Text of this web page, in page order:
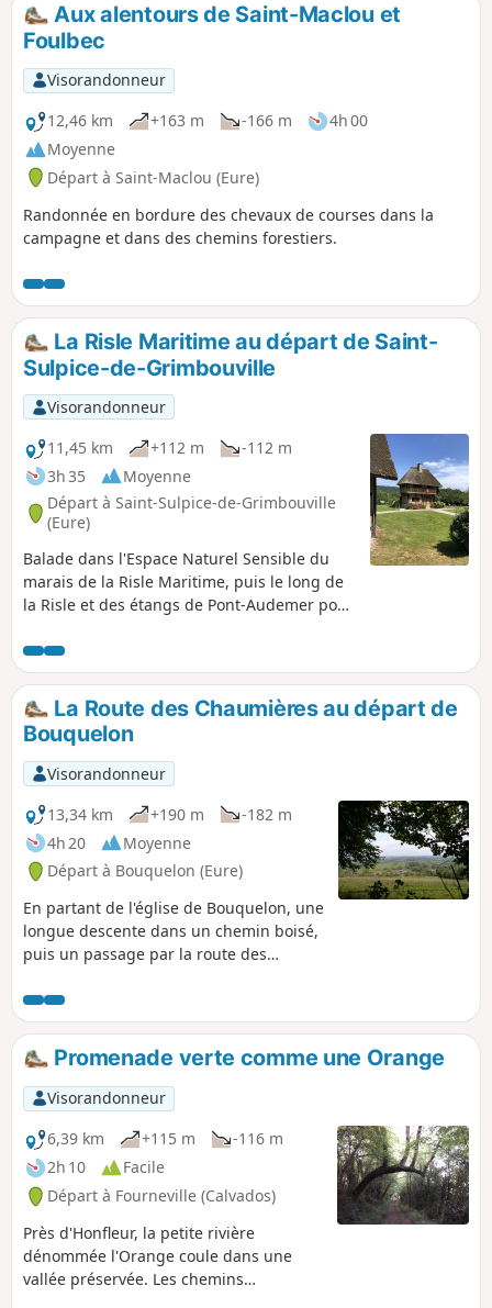
Aux alentours de Saint-Maclou et
Foulbec
Visorandonneur
12,46 km
+163 m -166 m
4h 00
Moyenne
Départ à Saint-Maclou (Eure)
Randonnée en bordure des chevaux de courses dans la
campagne et dans des chemins forestiers.
La Risle Maritime au départ de Saint-
Sulpice-de-Grimbouville
Visorandonneur
11,45 km
+112 m
-112 m
3h 35
Moyenne
Départ à Saint-Sulpice-de-Grimbouville
(Eure)
Balade dans l'Espace Naturel Sensible du
marais de la Risle Maritime, puis le long de
la Risle et des étangs de Pont-Audemer pour
d'Aubigny, où se cachent des hêtres
majestueux. Ornithologues amateurs, vous
pourrez observer et surtout écouter un bon
nombre d'oiseaux allant du petit passereau
à la majestueuse cigogne. Les vaches
Aubrac aux cornes démesurées paissent
tranquillement dans le marais toute l'année,
vous pourrez les apercevoir de loin.
Randonnée proposée par l'office du tourisme
de Honfleur Terre d'Estuaire https://www.ot-
honfleur.fr/
La Route des Chaumières au départ de
Bouquelon
Visorandonneur
13,34 km
+190 m
-182 m
4h 20
Moyenne
Départ à Bouquelon (Eure)
En partant de l'église de Bouquelon, une
longue descente dans un chemin boisé,
puis un passage par la route des
pour revenir enfin par le Bois du Plessis.
Promenade verte comme une Orange
Visorandonneur
6,39 km
+115 m
-116 m
2h 10
Facile
Départ à Fourneville (Calvados)
Près d'Honfleur, la petite rivière
dénommée l'Orange coule dans une
vallée préservée. Les chemins